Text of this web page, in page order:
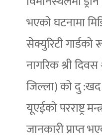
भएको घटनामा
सेक्युरिटी गार्डको
नागरिक श्री दिवस
जिल्ला) को दु
यूएईको परराष्ट्र
जानकारी प्राप्त